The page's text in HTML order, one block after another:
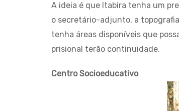
A ideia é que Itabira tenha um
o secretário-adjunto, a
tenha áreas disponíveis que
prisional terão continuidade.
Centro Socioeducativo